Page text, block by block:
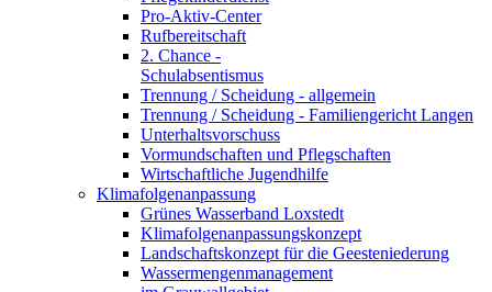
Pro-Aktiv-Center
Rufbereitschaft
2. Chance -
Schulabsentismus
Trennung / Scheidung - allgemein
Trennung / Scheidung - Familiengericht Langen
Unterhaltsvorschuss
Vormundschaften und Pflegschaften
Wirtschaftliche Jugendhilfe
Klimafolgenanpassung
Grünes Wasserband Loxstedt
Klimafolgenanpassungskonzept
Landschaftskonzept für die Geesteniederung
Wassermengenmanagement